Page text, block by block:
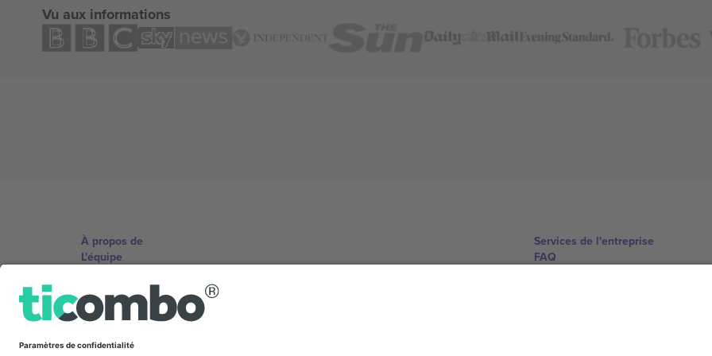
Vu aux informations
À propos de
L'équipe
Conditions générales
Programme d'affiliation
Services de l'entreprise
FAQ